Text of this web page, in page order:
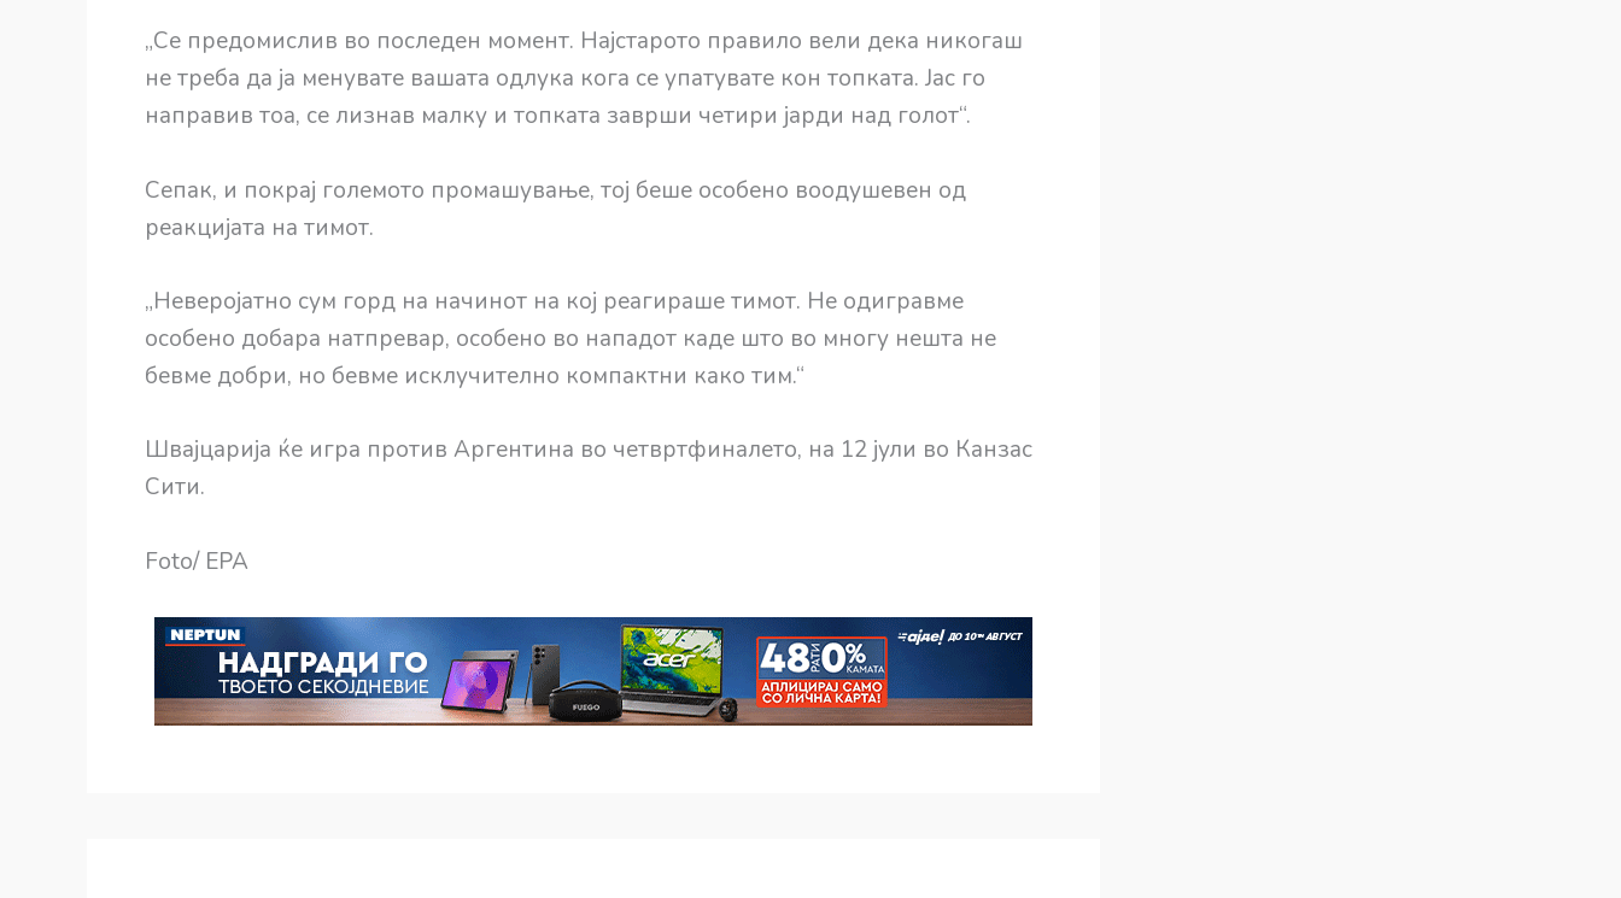
„Се предомислив во последен момент. Најстарото правило вели дека никогаш
не треба да ја менувате вашата одлука кога се упатувате кон топката. Јас го
направив тоа, се лизнав малку и топката заврши четири јарди над голот“.
Сепак, и покрај големото промашување, тој беше особено воодушевен од
реакцијата на тимот.
„Неверојатно сум горд на начинот на кој реагираше тимот. Не одигравме
особено добара натпревар, особено во нападот каде што во многу нешта не
бевме добри, но бевме исклучително компактни како тим.“
Швајцарија ќе игра против Аргентина во четвртфиналето, на 12 јули во Канзас
Сити.
Foto/ EPA